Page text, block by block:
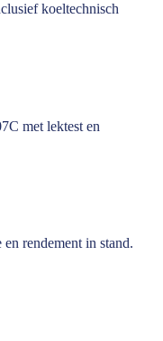
koeltechnisch
met lektest en
rendement in stand.